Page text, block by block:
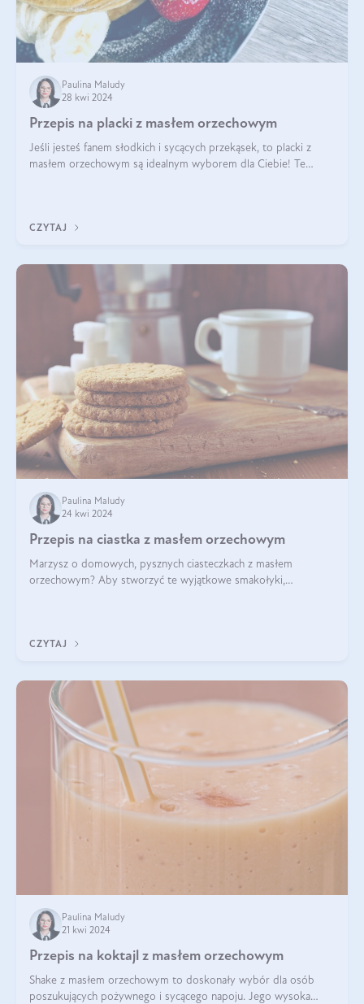
Paulina Maludy
28 kwi 2024
Przepis na placki z masłem orzechowym
Jeśli jesteś fanem słodkich i sycących przekąsek, to placki z
masłem orzechowym są idealnym wyborem dla Ciebie! Te
CZYTAJ
Paulina Maludy
24 kwi 2024
Przepis na ciastka z masłem orzechowym
Marzysz o domowych, pysznych ciasteczkach z masłem
orzechowym? Aby stworzyć te wyjątkowe smakołyki,
CZYTAJ
Paulina Maludy
21 kwi 2024
Przepis na koktajl z masłem orzechowym
Shake z masłem orzechowym to doskonały wybór dla osób
poszukujących pożywnego i sycącego napoju. Jego wysoka